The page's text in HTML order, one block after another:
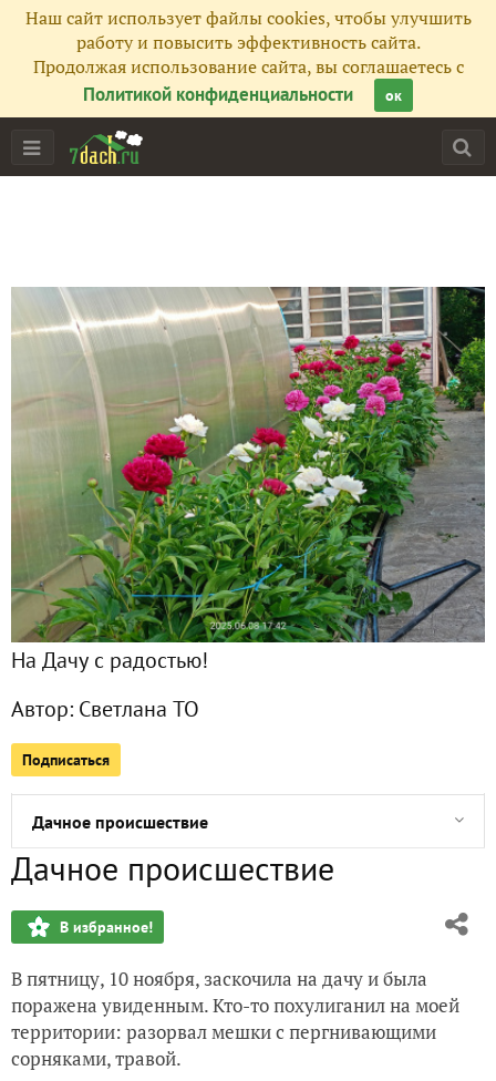
Наш сайт использует файлы cookies, чтобы улучшить
работу и повысить эффективность сайта.
Продолжая использование сайта, вы соглашаетесь с
Политикой конфиденциальности
ок
На Дачу с радостью!
Автор: Светлана ТО
Подписаться
Все публикации 757
534
Сейчас обсуждают
Клубничный смузи - легко и вкусно
Конкурсы на 7 дач продолжаются, а почему бы и не...
С днем Артиллерии!
Ревизия оставшихся запасов
Заметка на полях: история дачи, год 2008
Дачное происшествие
Ноябрьские пейзажные фотозарисовки
Финишная прямая сезона-2023
Сезон-2023. Ноябрьские краски
Сезон-2023. Розы, когда растаял снег в ноябре
Дачное происшествие
В избранное!
В пятницу, 10 ноября, заскочила на дачу и была
поражена увиденным. Кто-то похулиганил на моей
территории: разорвал мешки с пергнивающими
сорняками, травой.